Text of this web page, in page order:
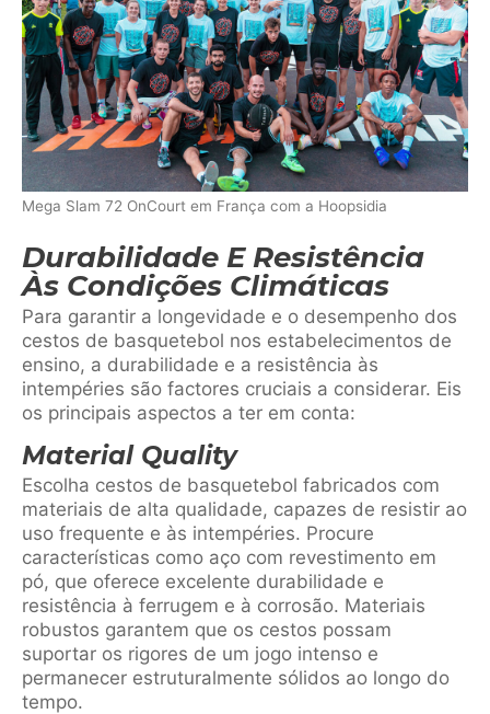
Mega Slam 72 OnCourt em França com a Hoopsidia
Durabilidade E Resistência
Às Condições Climáticas
Para garantir a longevidade e o desempenho dos
cestos de basquetebol nos estabelecimentos de
ensino, a durabilidade e a resistência às
intempéries são factores cruciais a considerar. Eis
os principais aspectos a ter em conta:
Material Quality
Escolha cestos de basquetebol fabricados com
materiais de alta qualidade, capazes de resistir ao
uso frequente e às intempéries. Procure
características como aço com revestimento em
pó, que oferece excelente durabilidade e
resistência à ferrugem e à corrosão. Materiais
robustos garantem que os cestos possam
suportar os rigores de um jogo intenso e
permanecer estruturalmente sólidos ao longo do
tempo.